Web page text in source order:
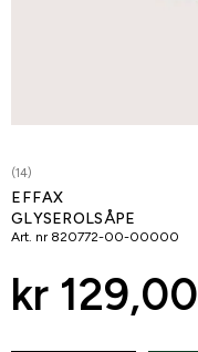
(14)
EFFAX
GLYSEROLSÅPE
Art. nr 820772-00-00000
kr 129,00